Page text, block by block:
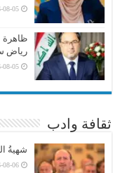
08-05
ظاهرة
رياض
08-05
ثقافة وادب
شهيةُ
08-06